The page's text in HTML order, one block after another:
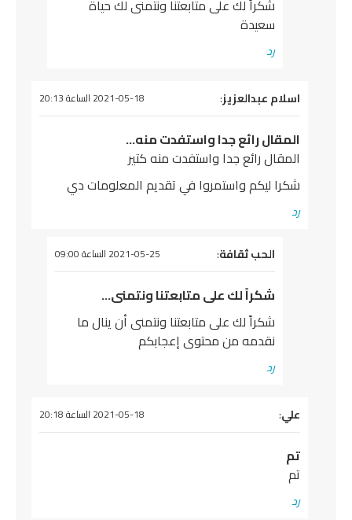
شكراً لك على متابعتنا ونتمنى لك حياة
سعيدة
رد
يقول
اسلام عبدالعزيز: 2021-05-18 الساعة 20:13
المقال رائع جدا واستفدت منه…
المقال رائع جدا واستفدت منه كتير
شكرا ليكم واستمروا في تقديم المعلومات دي
رد
يقول
الحب ثقافة: 2021-05-25 الساعة 09:00
شكراً لك على متابعتنا ونتمنى…
شكراً لك على متابعتنا ونتمنى أن ينال ما
نقدمه من محتوى إعجابكم
رد
يقول
علي: 2021-05-18 الساعة 20:18
تم
تم
رد